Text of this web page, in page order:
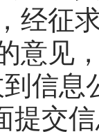
经征
意见
信息
提交